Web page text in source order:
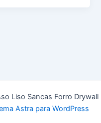
Liso Sancas Forro Drywall
Astra para WordPress